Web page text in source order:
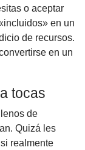
o aceptar
en un
de recursos.
en un
tocas
de
Quizá les
realmente